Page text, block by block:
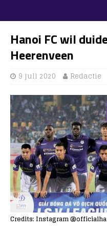
Hanoi FC wil
Heerenveen
9 juli 2020 Redactie
Credits: Instagram